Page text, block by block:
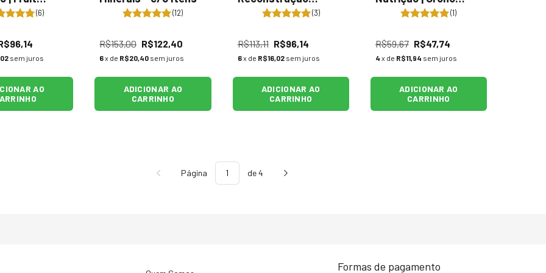
c/2 itens -
(6)
sem juros
AO
(12)
R$153,00 R$122,40
6x de R$20,40 sem juros
ADICIONAR AO
CARRINHO
Imediata | Fruit(3)
R$113,11 R$96,14
6x de R$16,02 sem juros
ADICIONAR AO
CARRINHO
Charge - 3x13mL
(1)
R$59,67 R$47,74
4 x de R$11,94 sem juros
ADICIONAR AO
CARRINHO
Página de 4
Formas de pagamento